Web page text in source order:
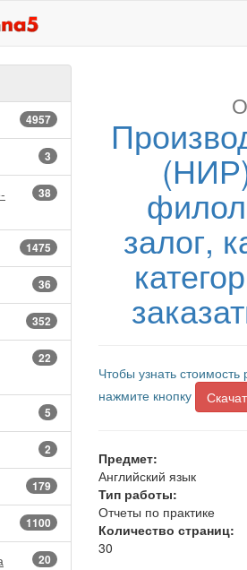
4957
3
38
1475
36
352
22
5
2
179
1100
20
залог,
Чтобы узнать
нажмите кнопку
Предмет:
Английский язык
Тип работы:
Отчеты по практике
Количество страниц:
30